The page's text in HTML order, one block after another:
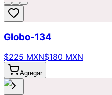
Globo-134
$225 MXN$180 MXN
Agregar